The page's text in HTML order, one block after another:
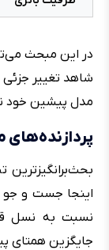
شاهد تغییر
مدل پیشین خود
پردازنده‌های
اینجا جست و جو
نسبت به نسل
جایگزین همتای